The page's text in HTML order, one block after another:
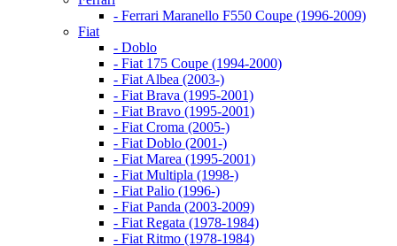
- Ferrari Maranello F550 Coupe (1996-2009)
Fiat
- Doblo
- Fiat 175 Coupe (1994-2000)
- Fiat Albea (2003-)
- Fiat Brava (1995-2001)
- Fiat Bravo (1995-2001)
- Fiat Croma (2005-)
- Fiat Doblo (2001-)
- Fiat Marea (1995-2001)
- Fiat Multipla (1998-)
- Fiat Palio (1996-)
- Fiat Panda (2003-2009)
- Fiat Regata (1978-1984)
- Fiat Ritmo (1978-1984)